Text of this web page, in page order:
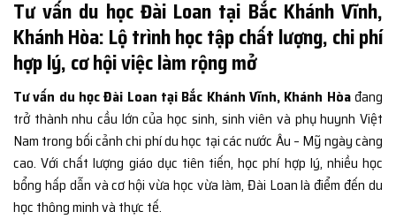
Tư vấn du học Đài Loan tại Bắc Khánh Vĩnh,
Khánh Hòa: Lộ trình học tập chất lượng, chi phí
hợp lý, cơ hội việc làm rộng mở
Tư vấn du học Đài Loan tại Bắc Khánh Vĩnh, Khánh Hòađang
trở thành nhu cầu lớn của học sinh, sinh viên và phụ huynh Việt
Nam trong bối cảnh chi phí du học tại các nước Âu – Mỹ ngày càng
cao. Với chất lượng giáo dục tiên tiến, học phí hợp lý, nhiều học
bổng hấp dẫn và cơ hội vừa học vừa làm, Đài Loan là điểm đến du
học thông minh và thực tế.